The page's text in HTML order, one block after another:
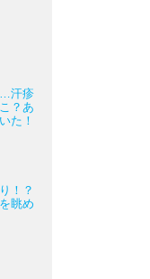
汗疹
？あ
た！
！？
眺め